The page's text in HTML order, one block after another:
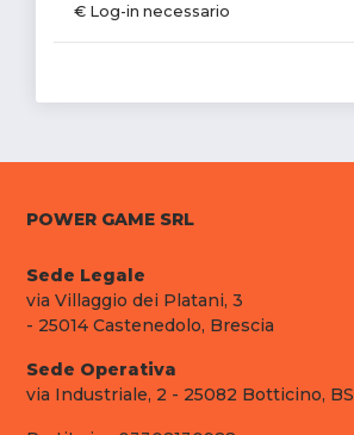
€ Log-in necessario
POWER GAME SRL
Sede Legale
via Villaggio dei Platani, 3
- 25014 Castenedolo, Brescia
Sede Operativa
via Industriale, 2 - 25082 Botticino, BS